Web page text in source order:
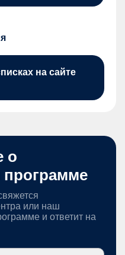
на сайте
о
или наш
и ответит на